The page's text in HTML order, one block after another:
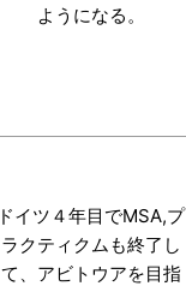
ようになる。
ドイツ４年目でMSA,プ
ラクティクムも終了し
て、アビトウアを目指